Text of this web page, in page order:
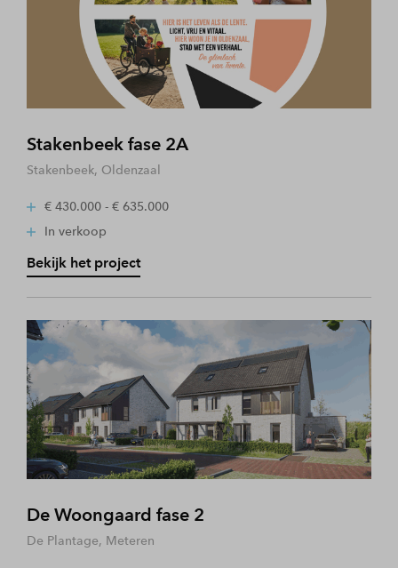
Stakenbeek fase 2A
Stakenbeek, Oldenzaal
€ 430.000 - € 635.000
In verkoop
Bekijk het project
De Woongaard fase 2
De Plantage, Meteren